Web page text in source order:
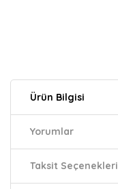
Ürün Bilgisi
Yorumlar
Taksit Seçenekleri